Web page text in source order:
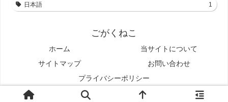
日本語 1
ごがくねこ
ホーム
当サイトについて
サイトマップ
お問い合わせ
プライバシーポリシー
© 2021-2026 ごがくねこ.